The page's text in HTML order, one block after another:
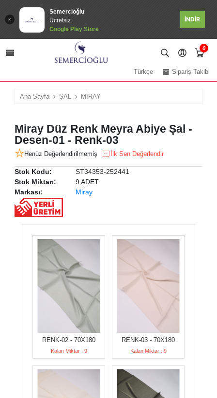
Semercioğlu
Ücretsiz
Google Play Store
İNDİR
0
Sipariş Takibi
Türkçe
Ana Sayfa ŞAL MİRAY
Miray Düz Renk Meyra Abiye Şal -
Desen-01 - Renk-03
Henüz Değerlendirilmemiş İlk Sen Değerlendir
Stok Kodu:
ST34353-252441
Stok Miktarı:
9 ADET
Markası:
Miray
RENK-02 - 70X180
Kalan Miktar : 9
RENK-03 - 70X180
Kalan Miktar : 9